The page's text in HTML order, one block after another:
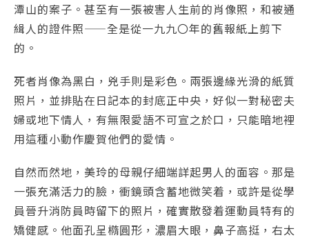
潭山的案子。甚至有一張被害人生前的肖像照，和被通
緝人的證件照——全是從一九九〇年的舊報紙上剪下
的。
死者肖像為黑白，兇手則是彩色。兩張邊緣光滑的紙質
照片，並排貼在日記本的封底正中央，好似一對秘密夫
婦或地下情人，有無限愛語不可宣之於口，只能暗地裡
用這種小動作慶賀他們的愛情。
自然而然地，美玲的母親仔細端詳起男人的面容。那是
一張充滿活力的臉，衝鏡頭含蓄地微笑着，或許是從學
員晉升消防員時留下的照片，確實散發着運動員特有的
矯健感。他面孔呈橢圓形，濃眉大眼，鼻子高挺，右太